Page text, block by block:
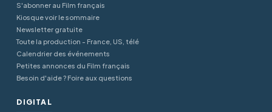
S'abonner au Film français
Kiosque voir le sommaire
Newsletter gratuite
Toute la production - France, US, télé
Calendrier des événements
Petites annonces du Film français
Besoin d'aide ? Foire aux questions
DIGITAL